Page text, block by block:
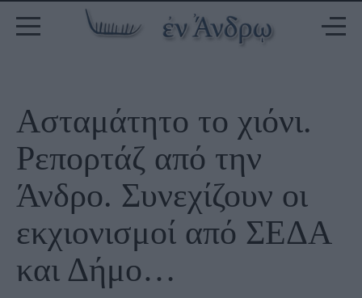
Ασταμάτητο το χιόνι.
Ρεπορτάζ από την
Άνδρο. Συνεχίζουν οι
εκχιονισμοί από ΣΕΔΑ
και Δήμο…